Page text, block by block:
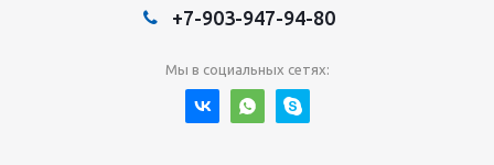
+7-903-947-94-80
Мы в социальных сетях: